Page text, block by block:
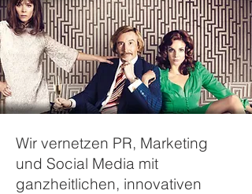
Wir vernetzen PR, Marketing
und Social Media mit
ganzheitlichen, innovativen